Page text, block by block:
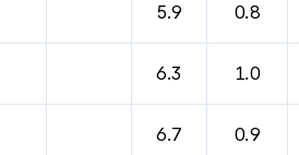
5.9 0.8
6.3 1.0
6.7 0.9